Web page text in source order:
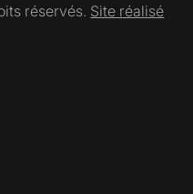
réservés. Site réalisé